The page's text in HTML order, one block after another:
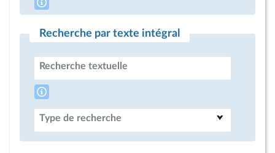
Recherche par texte intégral
Recherche textuelle
Type de recherche